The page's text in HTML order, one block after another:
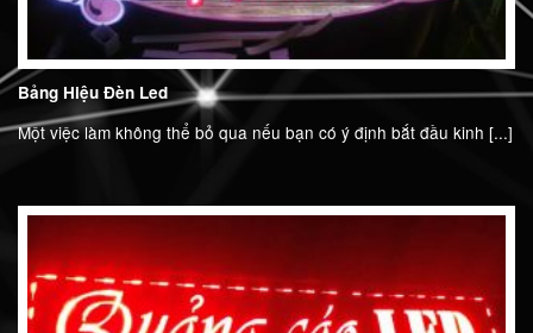
Bảng Hiệu Đèn Led
Một việc làm không thể bỏ qua nếu bạn có ý định bắt đầu kinh [...]